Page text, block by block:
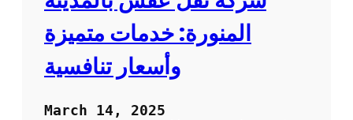
ط
:
ا
ل
المنورة: خدمات متميزة
وأسعار تنافسية
March 14, 2025